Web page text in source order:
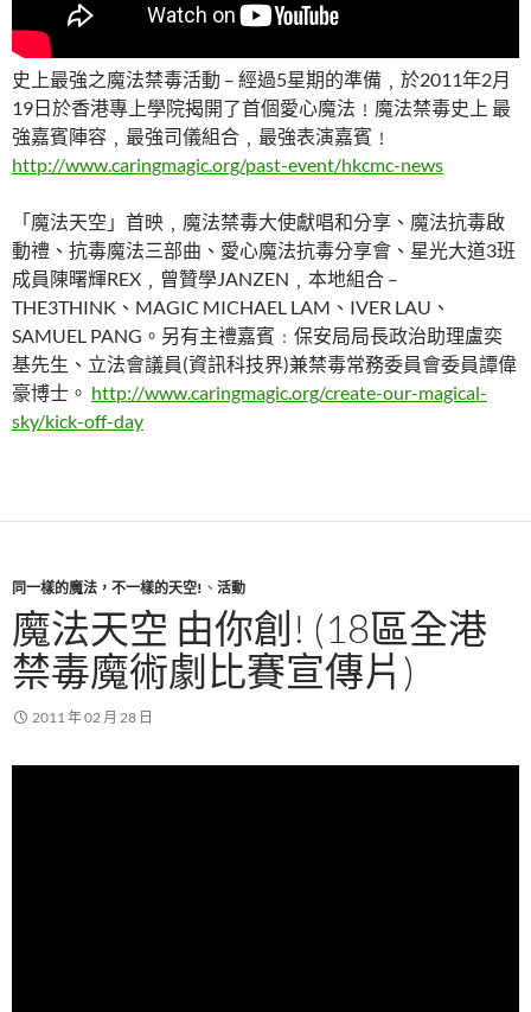
史上最強之魔法禁毒活動 – 經過5星期的準備﹐於2011年2月
19日於香港專上學院揭開了首個愛心魔法﹗魔法禁毒史上 最
強嘉賓陣容﹐最強司儀組合﹐最強表演嘉賓﹗
http://www.caringmagic.org/past-event/hkcmc-news
「魔法天空」首映﹐魔法禁毒大使獻唱和分享、魔法抗毒啟
動禮、抗毒魔法三部曲、愛心魔法抗毒分享會、星光大道3班
成員陳曙輝REX﹐曾贊學JANZEN﹐本地組合 –
THE3THINK、MAGIC MICHAEL LAM、IVER LAU、
SAMUEL PANG。另有主禮嘉賓﹕保安局局長政治助理盧奕
基先生、立法會議員(資訊科技界)兼禁毒常務委員會委員譚偉
豪博士。 http://www.caringmagic.org/create-our-magical-
sky/kick-off-day
同一樣的魔法，不一樣的天空! 、 活動
魔法天空 由你創! (18區全港
禁毒魔術劇比賽宣傳片)
2011 年 02 月 28 日